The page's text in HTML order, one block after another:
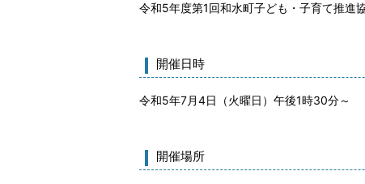
令和5年度第1回和水町子ども・子育て推進
開催日時
令和5年7月4日（火曜日）午後1時30分～
開催場所